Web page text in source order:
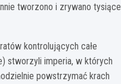
tworzono i zrywano tysiące
kontrolujących całe
stworzyli imperia, w których
powstrzymać krach